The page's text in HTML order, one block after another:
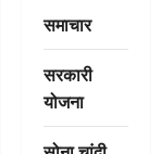
समाचार
सरकारी
योजना